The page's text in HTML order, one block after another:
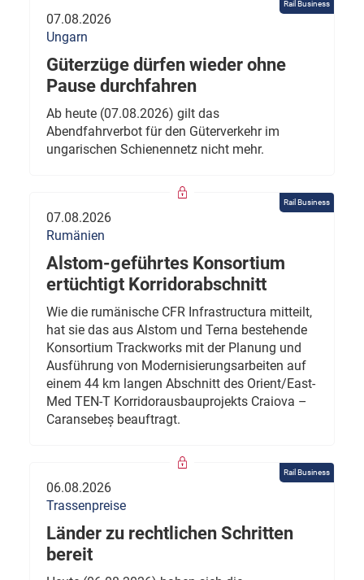
Rail Business
07.08.2026
Ungarn
Güterzüge dürfen wieder ohne
Pause durchfahren
Ab heute (07.08.2026) gilt das
Abendfahrverbot für den Güterverkehr im
ungarischen Schienennetz nicht mehr.
Rail Business
07.08.2026
Rumänien
Alstom-geführtes Konsortium
ertüchtigt Korridorabschnitt
Wie die rumänische CFR Infrastructura mitteilt,
hat sie das aus Alstom und Terna bestehende
Konsortium Trackworks mit der Planung und
Ausführung von Modernisierungsarbeiten auf
einem 44 km langen Abschnitt des Orient/East-
Med TEN-T Korridorausbauprojekts Craiova –
Caransebeș beauftragt.
Rail Business
06.08.2026
Trassenpreise
Länder zu rechtlichen Schritten
bereit